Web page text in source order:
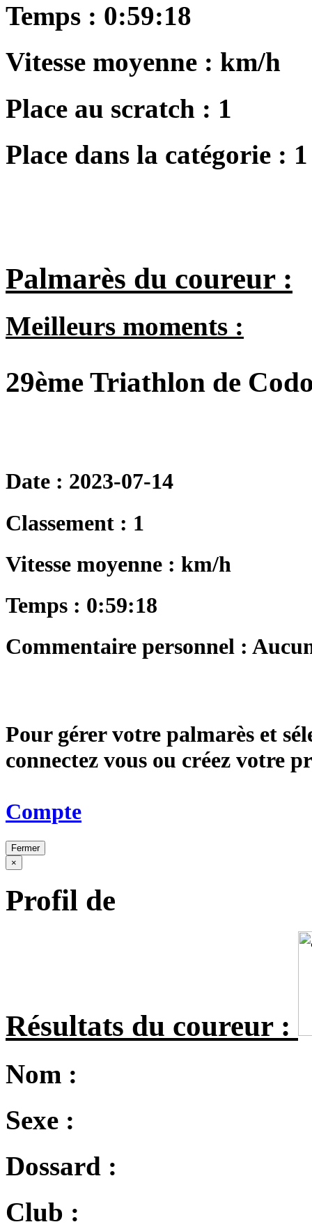
Temps : 0:59:18
Vitesse moyenne : km/h
Place au scratch : 1
Place dans la catégorie : 1
Palmarès du coureur :
Meilleurs moments :
29ème Triathlon de
Date : 2023-07-14
Classement : 1
Vitesse moyenne : km/h
Temps : 0:59:18
Commentaire personnel :
Pour gérer votre palmarès et
connectez vous ou créez votre
Compte
Fermer
×
Profil de
Résultats du coureur :
Nom :
Sexe :
Dossard :
Club :